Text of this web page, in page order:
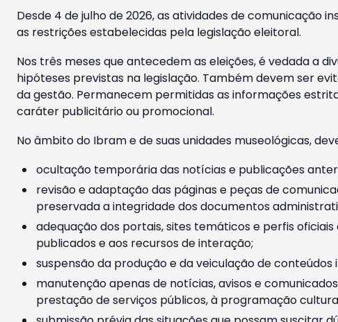
Desde 4 de julho de 2026, as atividades de comunicação
as restrições estabelecidas pela legislação eleitoral.
Nos três meses que antecedem as eleições, é vedada a
hipóteses previstas na legislação. Também devem ser
da gestão. Permanecem permitidas as informações
caráter publicitário ou promocional.
No âmbito do Ibram e de suas unidades museológicas,
ocultação temporária das notícias e publicações
revisão e adaptação das páginas e peças de
preservada a integridade dos documentos
adequação dos portais, sites temáticos e perfis
publicados e aos recursos de interação;
suspensão da produção e da veiculação de
manutenção apenas de notícias, avisos e
prestação de serviços públicos, à programação